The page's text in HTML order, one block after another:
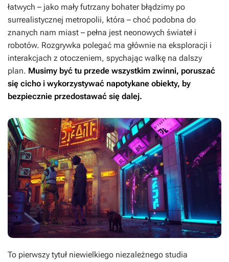
łatwych – jako mały futrzany bohater błądzimy po
surrealistycznej metropolii, która – choć podobna do
znanych nam miast – pełna jest neonowych świateł i
robotów. Rozgrywka polegać ma głównie na eksploracji i
interakcjach z otoczeniem, spychając walkę na dalszy
plan. Musimy być tu przede wszystkim zwinni, poruszać
się cicho i wykorzystywać napotykane obiekty, by
bezpiecznie przedostawać się dalej.
To pierwszy tytuł niewielkiego niezależnego studia